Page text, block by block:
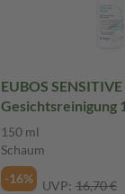
EUBOS
Gesichtsreinigung
150 ml
Schaum
-16%
UVP: 16,70 €